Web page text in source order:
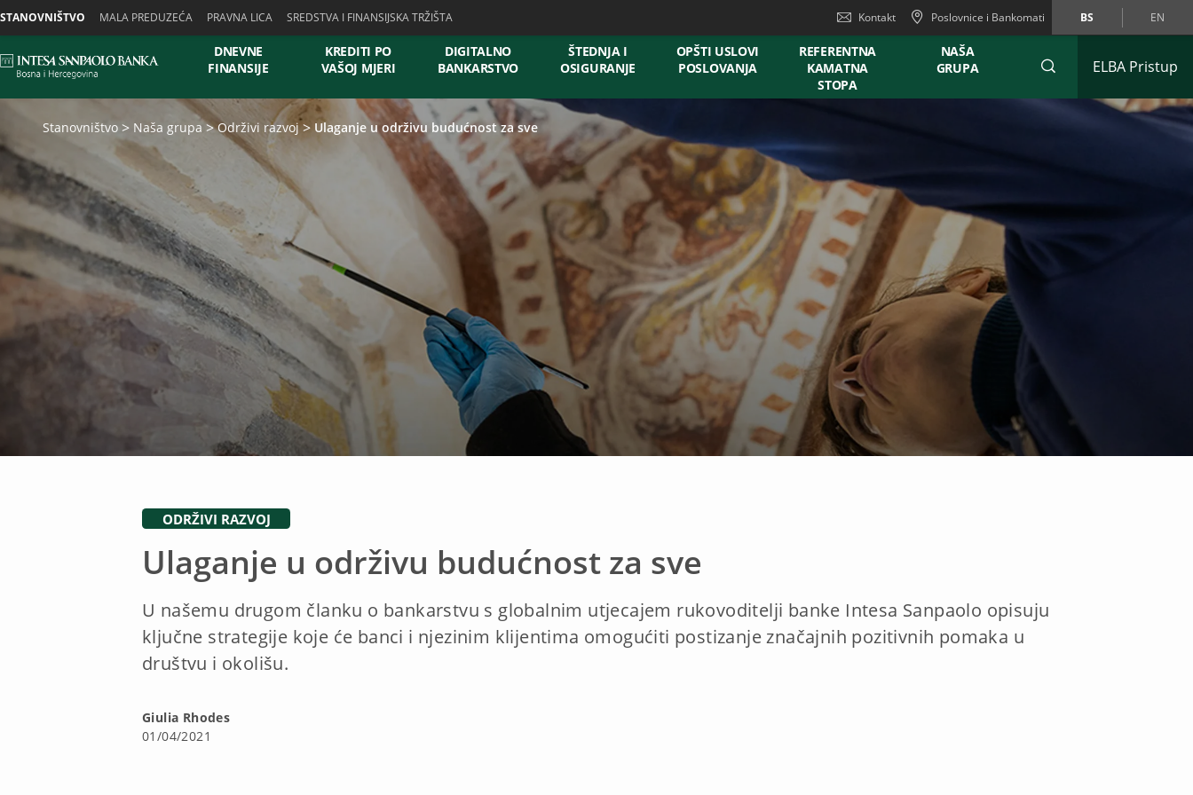
STANOVNIŠTVO MALA PREDUZEĆA PRAVNA LICA SREDSTVA I FINANSIJSKA TRŽIŠTA Kontakt Poslovnice i Bankomati BS EN
DNEVNE
FINANSIJE
KREDITI PO
VAŠOJ MJERI
DIGITALNO
BANKARSTVO
ŠTEDNJA I
OSIGURANJE
OPŠTI USLOVI
POSLOVANJA
REFERENTNA
KAMATNA
STOPA
NAŠA
GRUPA
ELBA Pristup
Stanovništvo Naša grupa Održivi razvoj Ulaganje u održivu budućnost za sve
ODRŽIVI RAZVOJ
Ulaganje u održivu budućnost za sve
U našemu drugom članku o bankarstvu s globalnim utjecajem rukovoditelji banke Intesa Sanpaolo opisuju
ključne strategije koje će banci i njezinim klijentima omogućiti postizanje značajnih pozitivnih pomaka u
društvu i okolišu.
Giulia Rhodes
01/04/2021